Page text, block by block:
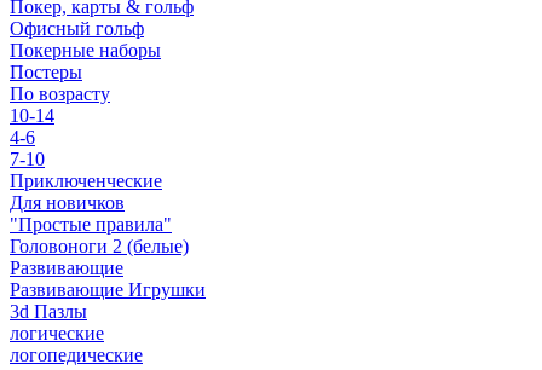
Покер, карты & гольф
Офисный гольф
Покерные наборы
Постеры
По возрасту
10-14
4-6
7-10
Приключенческие
Для новичков
"Простые правила"
Головоноги 2 (белые)
Развивающие
Развивающие Игрушки
3d Пазлы
логические
логопедические